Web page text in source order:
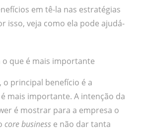
em tê-la nas estratégias
isso, veja como ela pode ajudá-
que é mais importante
principal benefício é a
mais importante. A intenção da
é mostrar para a empresa o
core business e não dar tanta